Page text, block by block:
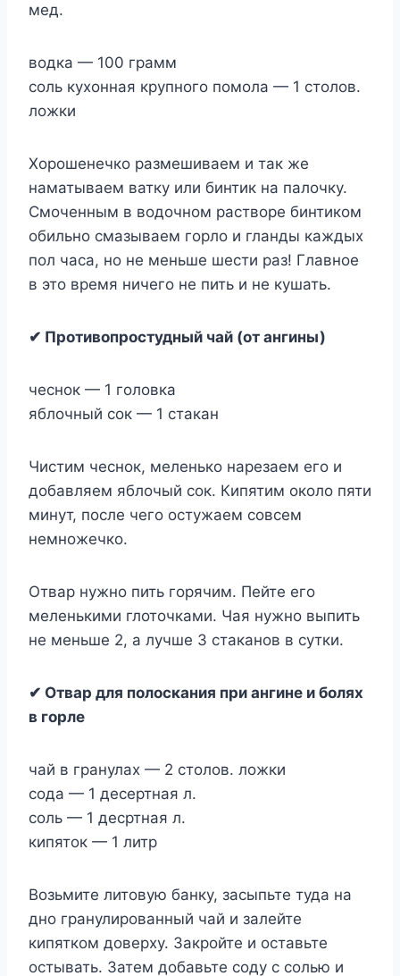
мед.
водка — 100 грамм
соль кухонная крупного помола — 1 столов.
ложки
Хорошенечко размешиваем и так же
наматываем ватку или бинтик на палочку.
Смоченным в водочном растворе бинтиком
обильно смазываем горло и гланды каждых
пол часа, но не меньше шести раз! Главное
в это время ничего не пить и не кушать.
✔ Противопростудный чай (от ангины)
чеснок — 1 головка
яблочный сок — 1 стакан
Чистим чеснок, меленько нарезаем его и
добавляем яблочый сок. Кипятим около пяти
минут, после чего остужаем совсем
немножечко.
Отвар нужно пить горячим. Пейте его
меленькими глоточками. Чая нужно выпить
не меньше 2, а лучше 3 стаканов в сутки.
✔ Отвар для полоскания при ангине и болях
в горле
чай в гранулах — 2 столов. ложки
сода — 1 десертная л.
соль — 1 десртная л.
кипяток — 1 литр
Возьмите литовую банку, засыпьте туда на
дно гранулированный чай и залейте
кипятком доверху. Закройте и оставьте
остывать. Затем добавьте соду с солью и